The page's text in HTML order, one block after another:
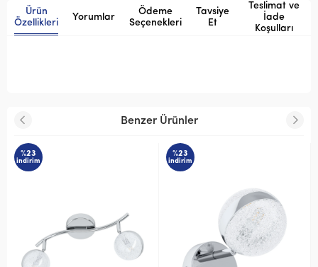
Ürün
Özellikleri
Yorumlar
Ödeme
Seçenekleri
Tavsiye
Et
Teslimat ve
İade
Koşulları
Benzer Ürünler
%23
indirim
%23
indirim